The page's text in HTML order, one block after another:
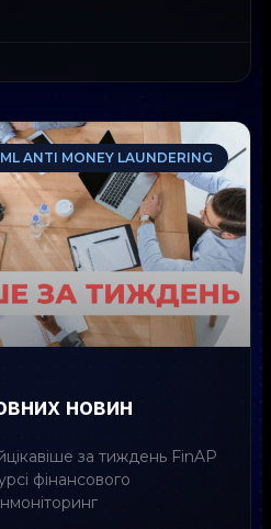
ANTI MONEY LAUNDERING
новин
за тиждень FinAP
фінансового